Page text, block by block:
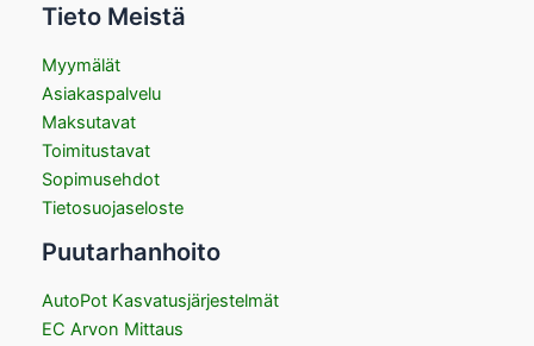
Tieto Meistä
Myymälät
Asiakaspalvelu
Maksutavat
Toimitustavat
Sopimusehdot
Tietosuojaseloste
Puutarhanhoito
AutoPot Kasvatusjärjestelmät
EC Arvon Mittaus